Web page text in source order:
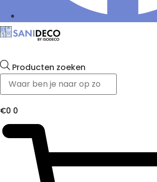
Producten zoeken
€0 0